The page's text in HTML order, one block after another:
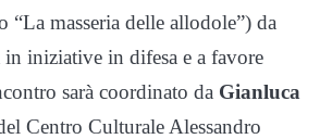
“La masseria delle allodole”) da
in iniziative in difesa e a favore
sarà coordinato da Gianluca
Centro Culturale Alessandro